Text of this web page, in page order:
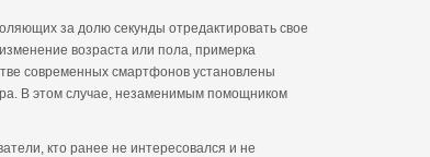
за долю секунды отредактировать свое
возраста или пола, примерка
современных смартфонов установлены
В этом случае, незаменимым помощником
кто ранее не интересовался и не